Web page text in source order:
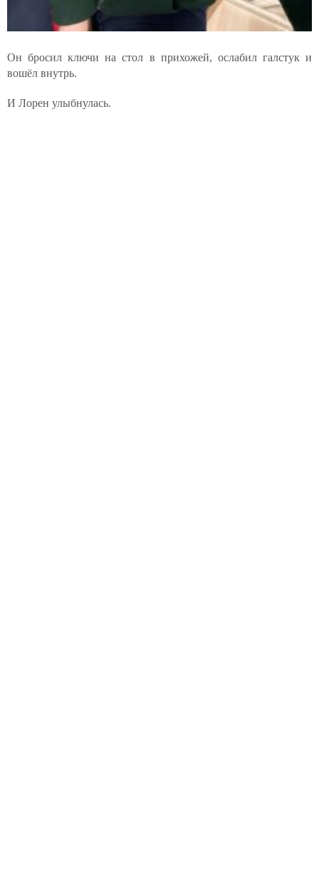
Он бросил ключи на стол в прихожей, ослабил галстук и
вошёл внутрь.
И Лорен улыбнулась.